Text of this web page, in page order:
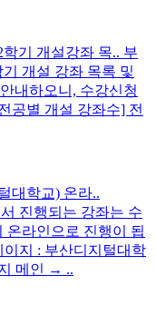
기 개설강좌 목.. 부
개설 강좌 목록 및
내하오니, 수강신청
공별 개설 강좌수] 전
대학교) 온라..
진행되는 강좌는 수
온라인으로 진행이 됩
지 : 부산디지털대학
메인 → ..